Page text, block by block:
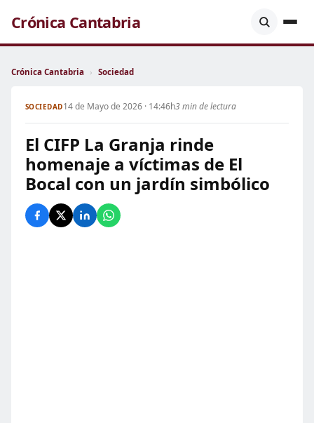
Crónica Cantabria
Crónica Cantabria › Sociedad
SOCIEDAD14 de Mayo de 2026 · 14:46h3 min de lectura
El CIFP La Granja rinde
homenaje a víctimas de El
Bocal con un jardín simbólico